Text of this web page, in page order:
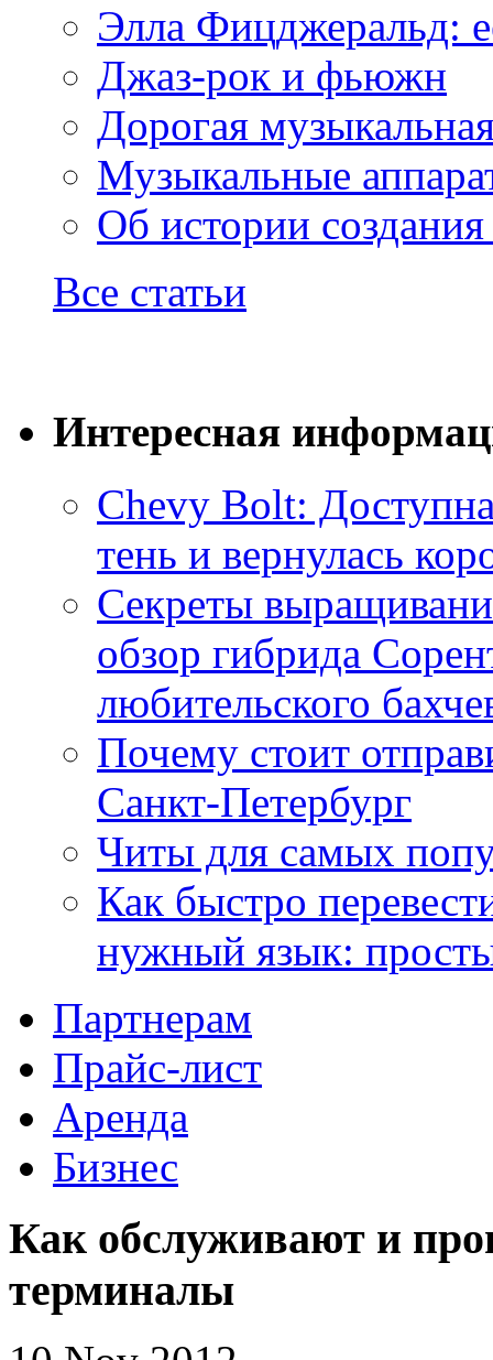
Элла Фицджеральд:
Джаз-рок и фьюжн
Дорогая
Музыкальные
Об истории
Все статьи
Интересная
Chevy Bolt:
тень и вернулась
Секреты
обзор гибрида
любительского
Почему стоит
Санкт-Петербург
Читы для самых
Как быстро
нужный язык:
Партнерам
Прайс-лист
Аренда
Бизнес
Как обслуживают и
терминалы